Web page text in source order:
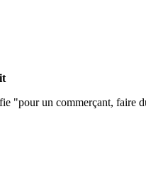
"pour un commerçant, faire